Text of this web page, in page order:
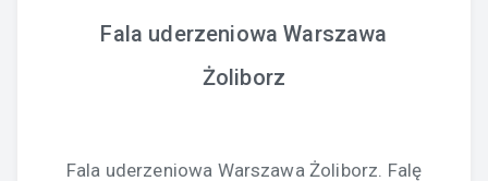
Fala uderzeniowa Warszawa
Żoliborz
Fala uderzeniowa Warszawa Żoliborz. Falę